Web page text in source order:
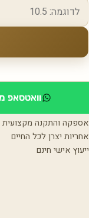
וואטסאפ
אספקה והתקנה מקצועית
אחריות יצרן לכל החיים
ייעוץ אישי חינם